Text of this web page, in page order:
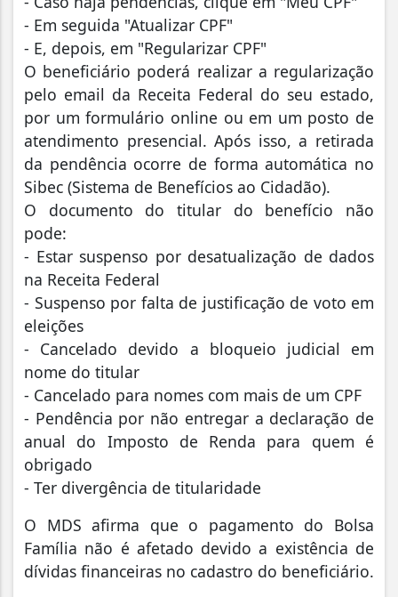
- Em seguida "Atualizar CPF"
- E, depois, em "Regularizar CPF"
O beneficiário poderá realizar a regularização
pelo email da Receita Federal do seu estado,
por um formulário online ou em um posto de
atendimento presencial. Após isso, a retirada
da pendência ocorre de forma automática no
Sibec (Sistema de Benefícios ao Cidadão).
O documento do titular do benefício não
pode:
- Estar suspenso por desatualização de dados
na Receita Federal
- Suspenso por falta de justificação de voto em
eleições
- Cancelado devido a bloqueio judicial em
nome do titular
- Cancelado para nomes com mais de um CPF
- Pendência por não entregar a declaração de
anual do Imposto de Renda para quem é
obrigado
- Ter divergência de titularidade
O MDS afirma que o pagamento do Bolsa
Família não é afetado devido a existência de
dívidas financeiras no cadastro do beneficiário.